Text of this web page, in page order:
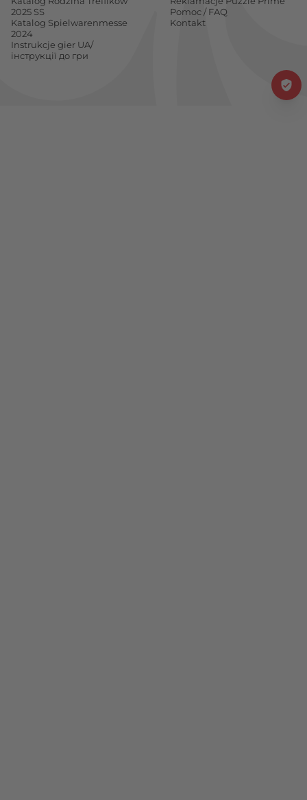
2025 SS
Katalog Spielwarenmesse
2024
Instrukcje gier UA/
інструкції до гри
Pomoc / FAQ
Kontakt